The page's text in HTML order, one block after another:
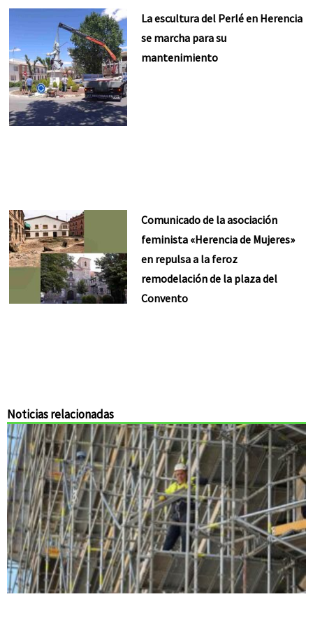
La escultura del Perlé en Herencia
se marcha para su
mantenimiento
Comunicado de la asociación
feminista «Herencia de Mujeres»
en repulsa a la feroz
remodelación de la plaza del
Convento
Noticias relacionadas